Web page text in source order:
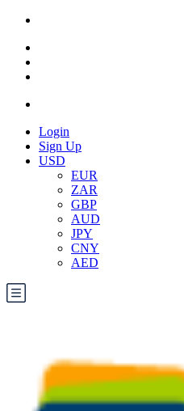
Login
Sign Up
USD
EUR
ZAR
GBP
AUD
JPY
CNY
AED